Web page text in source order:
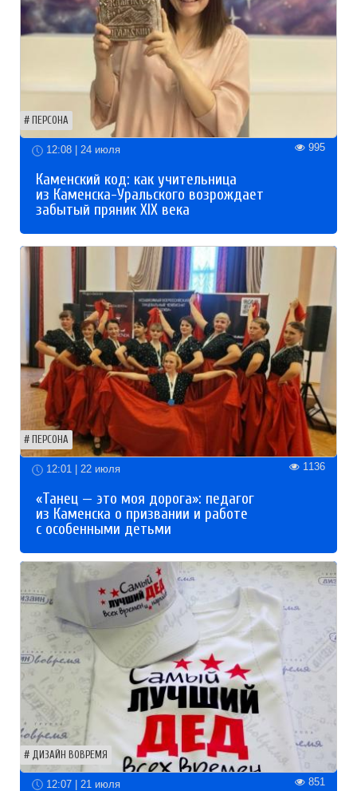
ПЕРСОНА
12:08 | 24 июля 995
Каменский код: как учительница
из Каменска-Уральского возрождает
забытый пряник XIX века
ПЕРСОНА
12:01 | 22 июля 1136
«Танец — это моя дорога»: педагог
из Каменска о призвании и работе
с особенными детьми
ДИЗАЙН ВОВРЕМЯ
12:07 | 21 июля 851